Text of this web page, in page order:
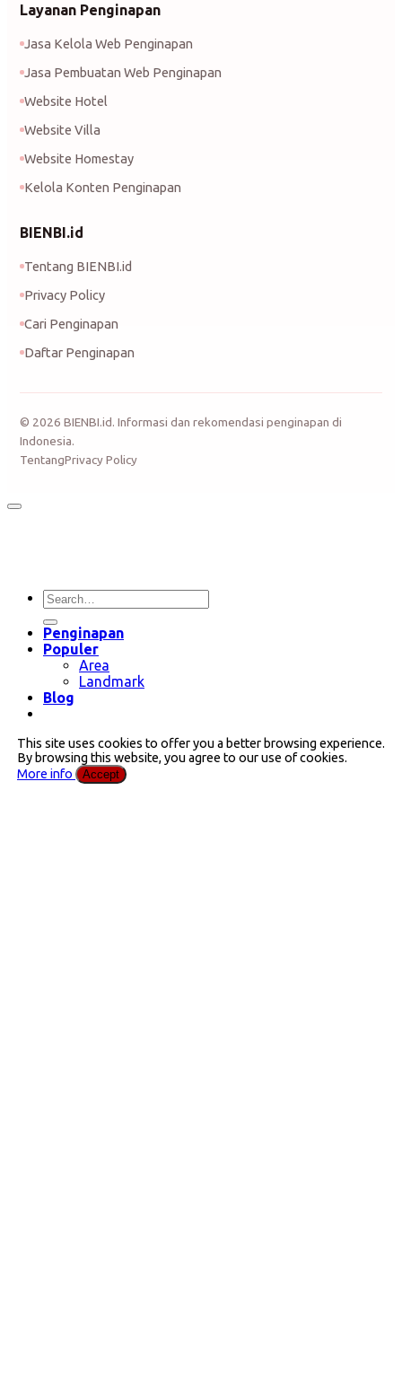
Layanan Penginapan
Jasa Kelola Web Penginapan
Jasa Pembuatan Web Penginapan
Website Hotel
Website Villa
Website Homestay
Kelola Konten Penginapan
BIENBI.id
Tentang BIENBI.id
Privacy Policy
Cari Penginapan
Daftar Penginapan
© 2026 BIENBI.id. Informasi dan rekomendasi penginapan di
Indonesia.
TentangPrivacy Policy
Penginapan
Populer
Area
Landmark
Blog
This site uses cookies to offer you a better browsing experience.
By browsing this website, you agree to our use of cookies.
More info
Accept